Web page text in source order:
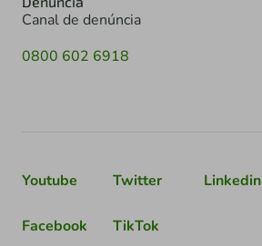
Canal de denúncia
0800 602 6918
Youtube Twitter Linkedin
Facebook TikTok